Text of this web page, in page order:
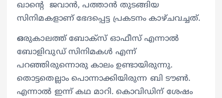
ഖാന്റെ ജവാൻ, പത്താൻ തുടങ്ങിയ
സിനിമകളാണ് ഭേദപ്പെട്ട പ്രകടനം കാഴ്ചവച്ചത്.
ഒരുകാലത്ത് ബോക്സ് ഓഫീസ് എന്നാല്‍
ബോളിവുഡ് സിനിമകൾ എന്ന്
പറഞ്ഞിരുന്നൊരു കാലം ഉണ്ടായിരുന്നു.
തൊട്ടതെല്ലാം പൊന്നാക്കിയിരുന്ന ബി ടൗൺ.
എന്നാൽ ഇന്ന് കഥ മാറി. കൊവിഡിന് ശേഷം